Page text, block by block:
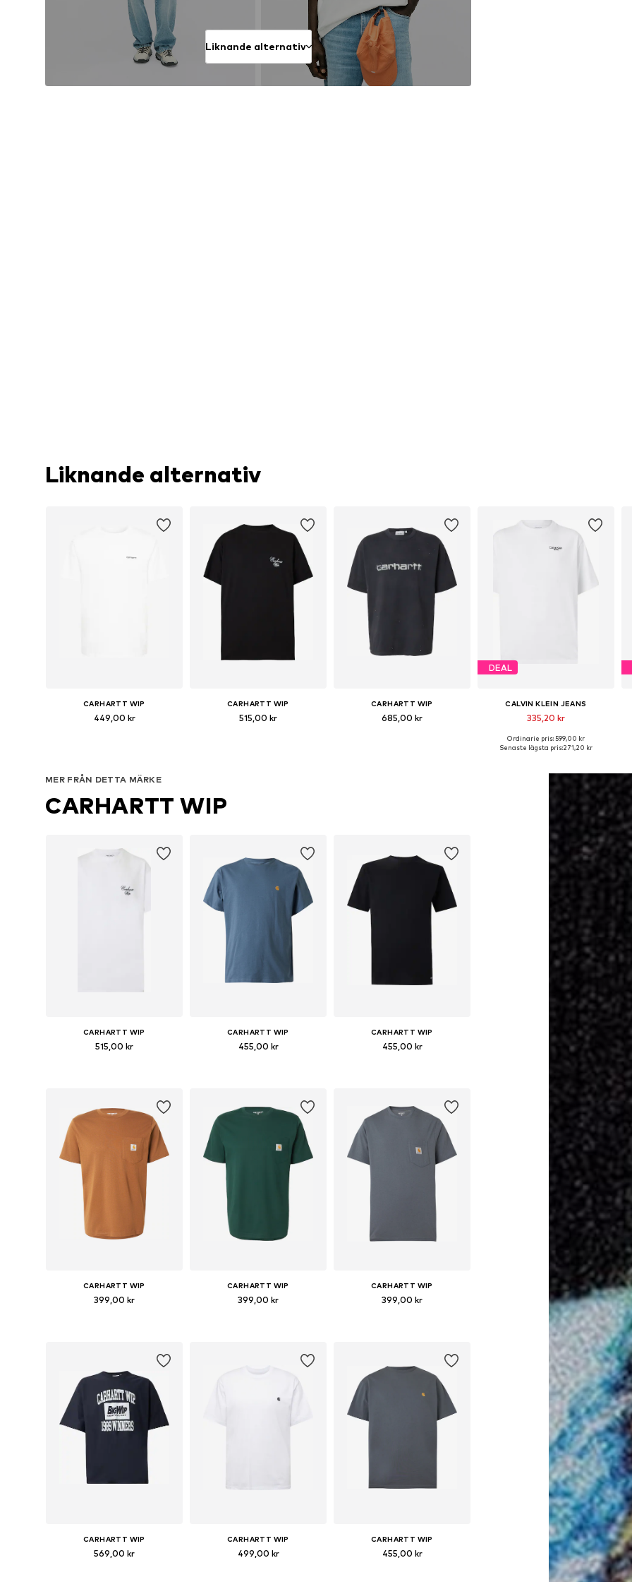
Liknande alternativ
Liknande alternativ
CARHARTT WIP
449,00 kr
CARHARTT WIP
515,00 kr
CARHARTT WIP
685,00 kr
DEAL
CALVIN KLEIN JEANS
335,20 kr
Ordinarie pris: 599,00 kr
Senaste lägsta pris:271,20 kr
MER FRÅN DETTA MÄRKE
CARHARTT WIP
CARHARTT WIP
515,00 kr
CARHARTT WIP
455,00 kr
CARHARTT WIP
455,00 kr
CARHARTT WIP
399,00 kr
CARHARTT WIP
399,00 kr
CARHARTT WIP
399,00 kr
CARHARTT WIP
569,00 kr
CARHARTT WIP
499,00 kr
CARHARTT WIP
455,00 kr